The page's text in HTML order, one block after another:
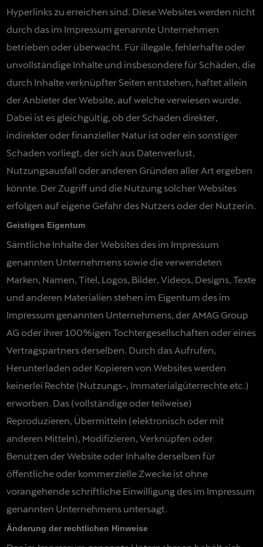
Hyperlinks zu erreichen sind. Diese Websites werden nicht
durch das im Impressum genannte Unternehmen
betrieben oder überwacht. Für illegale, fehlerhafte oder
unvollständige Inhalte und insbesondere für Schäden, die
durch Inhalte verknüpfter Seiten entstehen, haftet allein
der Anbieter der Website, auf welche verwiesen wurde.
Dabei ist es gleichgültig, ob der Schaden direkter,
indirekter oder finanzieller Natur ist oder ein sonstiger
Schaden vorliegt, der sich aus Datenverlust,
Nutzungsausfall oder anderen Gründen aller Art ergeben
könnte. Der Zugriff und die Nutzung solcher Websites
erfolgen auf eigene Gefahr des Nutzers oder der Nutzerin.
Geistiges Eigentum
Sämtliche Inhalte der Websites des im Impressum
genannten Unternehmens sowie die verwendeten
Marken, Namen, Titel, Logos, Bilder, Videos, Designs, Texte
und anderen Materialien stehen im Eigentum des im
Impressum genannten Unternehmens, der AMAG Group
AG oder ihrer 100%igen Tochtergesellschaften oder eines
Vertragspartners derselben. Durch das Aufrufen,
Herunterladen oder Kopieren von Websites werden
keinerlei Rechte (Nutzungs-, Immaterialgüterrechte etc.)
erworben. Das (vollständige oder teilweise)
Reproduzieren, Übermitteln (elektronisch oder mit
anderen Mitteln), Modifizieren, Verknüpfen oder
Benutzen der Website oder Inhalte derselben für
öffentliche oder kommerzielle Zwecke ist ohne
vorangehende schriftliche Einwilligung des im Impressum
genannten Unternehmens untersagt.
Änderung der rechtlichen Hinweise